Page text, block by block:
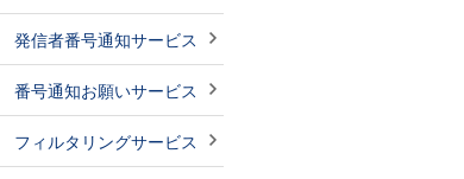
発信者番号通知サービス
番号通知お願いサービス
フィルタリングサービス